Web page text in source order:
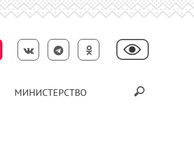
МИНИСТЕРСТВО